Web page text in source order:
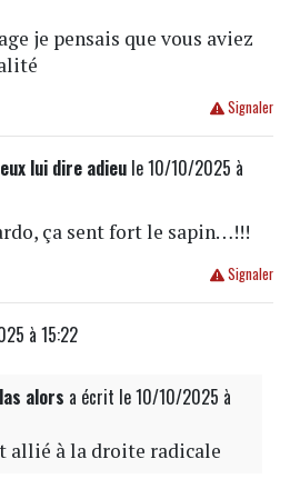
je pensais que vous aviez
Signaler
lui dire adieule 10/10/2025 à
ça sent fort le sapin…!!!
Signaler
à 15:22
alors a écrit le 10/10/2025 à
allié à la droite radicale